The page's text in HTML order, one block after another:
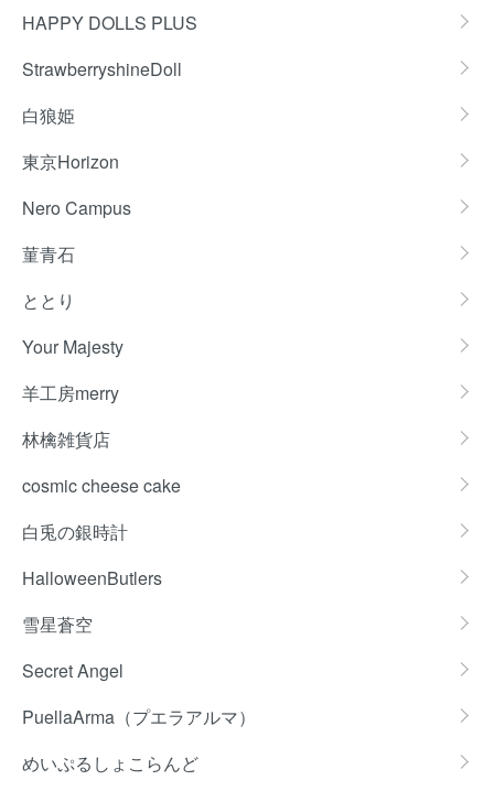
HAPPY DOLLS PLUS
StrawberryshineDoll
白狼姫
東京Horizon
Nero Campus
菫青石
ととり
Your Majesty
羊工房merry
林檎雑貨店
cosmic cheese cake
白兎の銀時計
HalloweenButlers
雪星蒼空
Secret Angel
PuellaArma（プエラアルマ）
めいぷるしょこらんど